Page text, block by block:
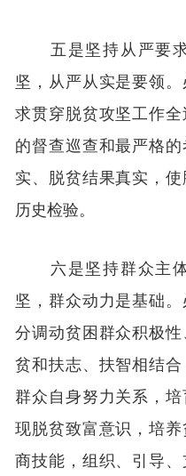
五是坚持从严要求
坚，从严从实是要领
求贯穿脱贫攻坚工作
的督查巡查和最严格
实、脱贫结果真实，
历史检验。
六是坚持群众主体
坚，群众动力是基础
分调动贫困群众积极
贫和扶志、扶智相结
群众自身努力关系，
现脱贫致富意识，培
商技能，组织、引导